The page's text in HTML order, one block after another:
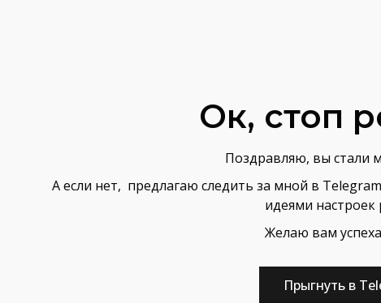
Ок, стоп
Поздравляю, вы стали
А если нет, предлагаю следить за мной в
идеями настроек
Желаю вам
Прыгнуть в